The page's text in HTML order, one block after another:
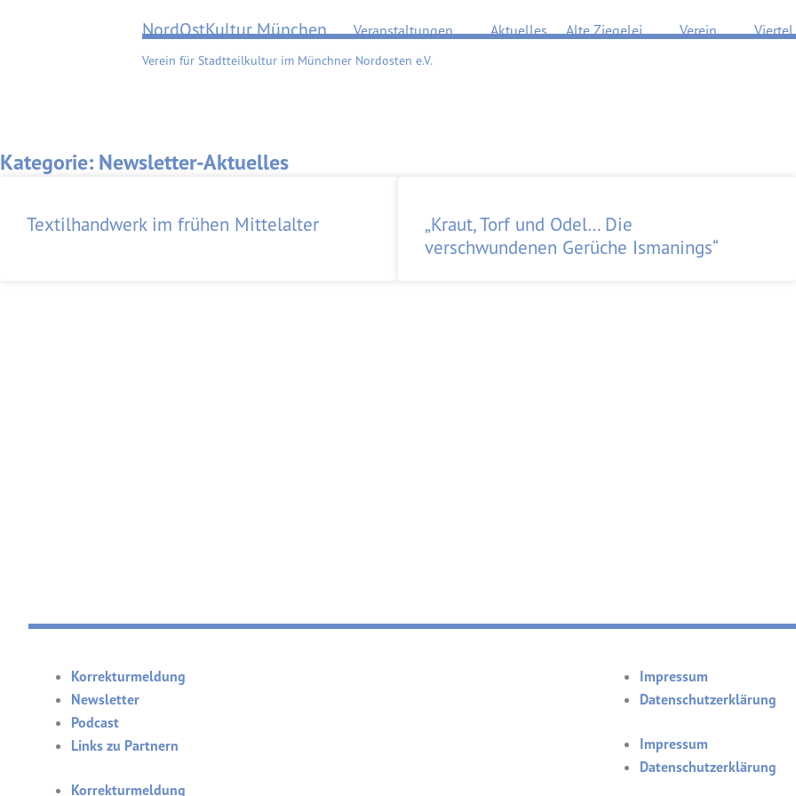
NordOstKultur München Veranstaltungen Öffne Veranstaltungen
Aktuelles Alte Ziegelei Öffne Alte Ziegelei
Verein Öffne Verein
Viertel
Verein für Stadtteilkultur im Münchner Nordosten e.V.
Kategorie: Newsletter-Aktuelles
Textilhandwerk im frühen Mittelalter
„Kraut, Torf und Odel… Die
verschwundenen Gerüche Ismanings“
Korrekturmeldung
Newsletter
Podcast
Links zu Partnern
Korrekturmeldung
Impressum
Datenschutzerklärung
Impressum
Datenschutzerklärung